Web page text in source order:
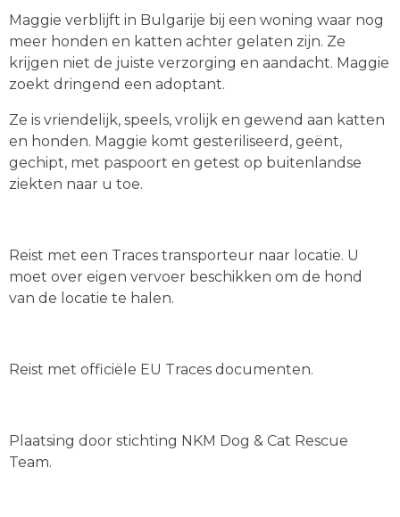
Maggie verblijft in Bulgarije bij een woning waar nog
meer honden en katten achter gelaten zijn. Ze
krijgen niet de juiste verzorging en aandacht. Maggie
zoekt dringend een adoptant.
Ze is vriendelijk, speels, vrolijk en gewend aan katten
en honden. Maggie komt gesteriliseerd, geënt,
gechipt, met paspoort en getest op buitenlandse
ziekten naar u toe.
Reist met een Traces transporteur naar locatie. U
moet over eigen vervoer beschikken om de hond
van de locatie te halen.
Reist met officiële EU Traces documenten.
Plaatsing door stichting NKM Dog & Cat Rescue
Team.